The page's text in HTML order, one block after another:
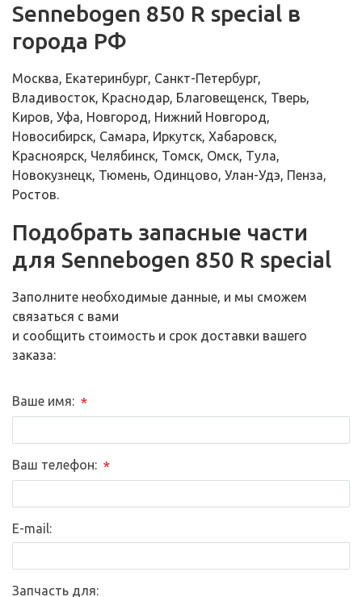
Sennebogen 850 R special в
города РФ
Москва, Екатеринбург, Санкт-Петербург,
Владивосток, Краснодар, Благовещенск, Тверь,
Киров, Уфа, Новгород, Нижний Новгород,
Новосибирск, Самара, Иркутск, Хабаровск,
Красноярск, Челябинск, Томск, Омск, Тула,
Новокузнецк, Тюмень, Одинцово, Улан-Удэ, Пенза,
Ростов.
Подобрать запасные части
для Sennebogen 850 R special
Заполните необходимые данные, и мы сможем
связаться с вами
и сообщить стоимость и срок доставки вашего
заказа:
Ваше имя: *
Ваш телефон: *
E-mail:
Запчасть для: